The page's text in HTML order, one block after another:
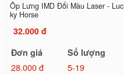
Ốp Lưng IMD Đổi Màu Laser - Luc
ky Horse
32.000 đ
Đơn giá
Số lượng
28.000 đ
5-19